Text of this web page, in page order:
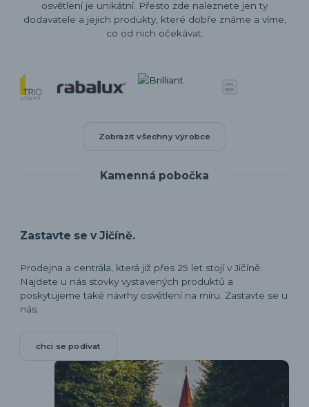
osvětlení je unikátní. Přesto zde naleznete jen ty
dodavatele a jejich produkty, které dobře známe a víme,
co od nich očekávat.
Zobrazit všechny výrobce
Kamenná pobočka
Zastavte se v Jičíně.
Prodejna a centrála, která již přes 25 let stojí v Jičíně.
Najdete u nás stovky vystavených produktů a
poskytujeme také návrhy osvětlení na míru. Zastavte se u
nás.
chci se podívat